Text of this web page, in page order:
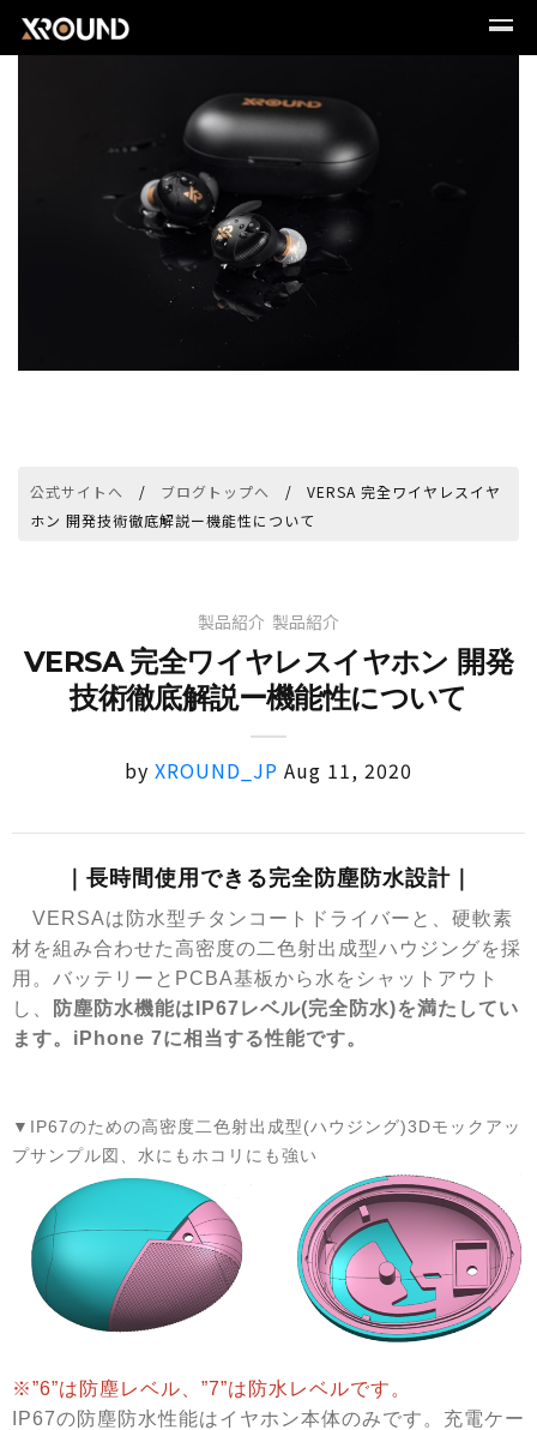
公式サイトへ ブログトップへ
VERSA 完全ワイヤレスイヤ
ホン 開発技術徹底解説ー機能性について
製品紹介 製品紹介
VERSA 完全ワイヤレスイヤホン 開発
技術徹底解説ー機能性について
by XROUND_JP Aug 11, 2020
｜長時間使用できる完全防塵防水設計｜
VERSAは防水型チタンコートドライバーと、硬軟素
材を組み合わせた高密度の二色射出成型ハウジングを採
用。バッテリーとPCBA基板から水をシャットアウト
し、
防塵防水機能は IP67レベル(完全防水)を満たしてい
ます。iPhone 7に相当する性能です。
▼IP67のための高密度二色射出成型(ハウジング)3Dモックアッ
プサンプル図、水にもホコリにも強い
※”6”は防塵レベル、”7”は防水レベルです。
IP67の防塵防水性能はイヤホン本体のみです。充電ケー